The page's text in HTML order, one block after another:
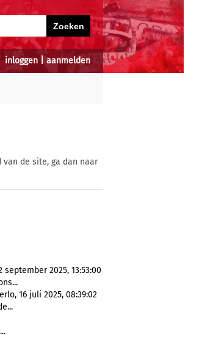
inloggen aanmelden
de site, ga dan naar
2025, 13:53:00
16 juli 2025, 08:39:02